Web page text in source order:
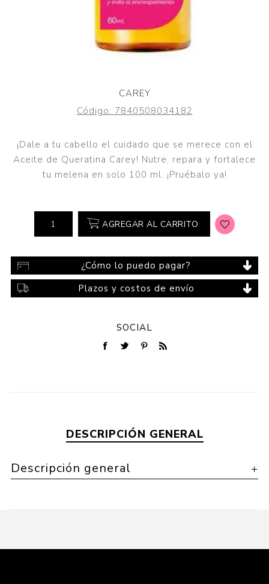
CAREY
Código: 7840508034182
¡Dale a tu cabello el cuidado que se merece con el
Aceite de Queratina Carey! Nutre, repara y fortalece
tu melena en solo 100 ml. ¡Pruébalo ya!
AGREGAR AL CARRITO
¿Cómo lo puedo pagar?
Plazos y costos de envío
SOCIAL
DESCRIPCIÓN GENERAL
Descripción general